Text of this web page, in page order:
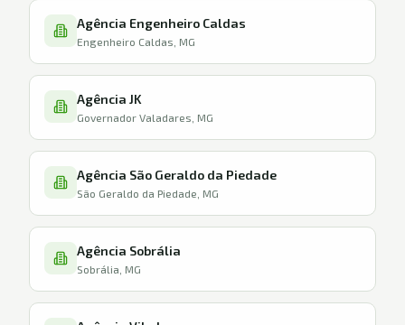
Agência Engenheiro Caldas
Engenheiro Caldas, MG
Agência JK
Governador Valadares, MG
Agência São Geraldo da Piedade
São Geraldo da Piedade, MG
Agência Sobrália
Sobrália, MG